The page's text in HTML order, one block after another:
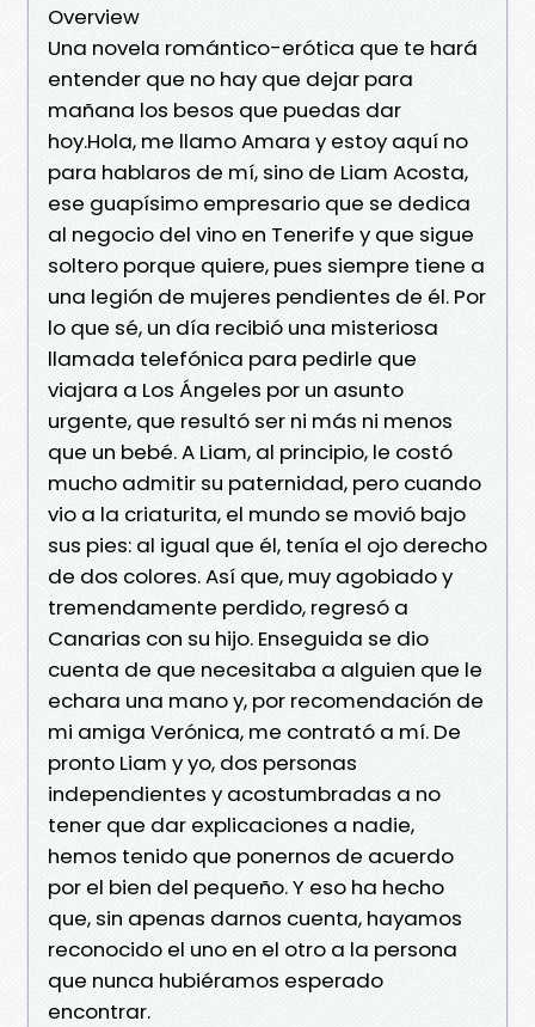
Overview
Una novela romántico-erótica que te hará
entender que no hay que dejar para
mañana los besos que puedas dar
hoy.Hola, me llamo Amara y estoy aquí no
para hablaros de mí, sino de Liam Acosta,
ese guapísimo empresario que se dedica
al negocio del vino en Tenerife y que sigue
soltero porque quiere, pues siempre tiene a
una legión de mujeres pendientes de él. Por
lo que sé, un día recibió una misteriosa
llamada telefónica para pedirle que
viajara a Los Ángeles por un asunto
urgente, que resultó ser ni más ni menos
que un bebé. A Liam, al principio, le costó
mucho admitir su paternidad, pero cuando
vio a la criaturita, el mundo se movió bajo
sus pies: al igual que él, tenía el ojo derecho
de dos colores. Así que, muy agobiado y
tremendamente perdido, regresó a
Canarias con su hijo. Enseguida se dio
cuenta de que necesitaba a alguien que le
echara una mano y, por recomendación de
mi amiga Verónica, me contrató a mí. De
pronto Liam y yo, dos personas
independientes y acostumbradas a no
tener que dar explicaciones a nadie,
hemos tenido que ponernos de acuerdo
por el bien del pequeño. Y eso ha hecho
que, sin apenas darnos cuenta, hayamos
reconocido el uno en el otro a la persona
que nunca hubiéramos esperado
encontrar.